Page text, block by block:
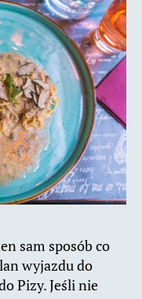
sam sposób co
wyjazdu do
Pizy. Jeśli nie